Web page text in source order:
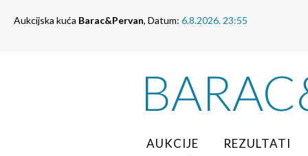
Aukcijska kuća Barac&Pervan, Datum: 6.8.2026. 23:55
AUKCIJE
REZULTATI